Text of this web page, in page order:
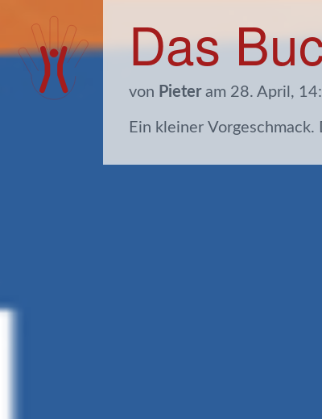
Das
von Pieteram 28. April,